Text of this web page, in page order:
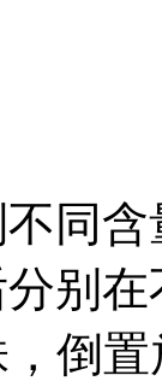
同
别
倒